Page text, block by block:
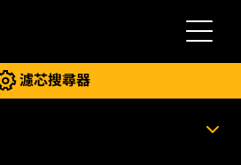
切換導航
濾芯搜尋器